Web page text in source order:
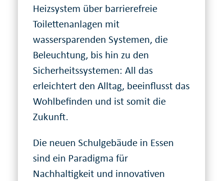
Heizsystem über barrierefreie
Toilettenanlagen mit
wassersparenden Systemen, die
Beleuchtung, bis hin zu den
Sicherheitssystemen: All das
erleichtert den Alltag, beeinflusst das
Wohlbefinden und ist somit die
Zukunft.
Die neuen Schulgebäude in Essen
sind ein Paradigma für
Nachhaltigkeit und innovativen